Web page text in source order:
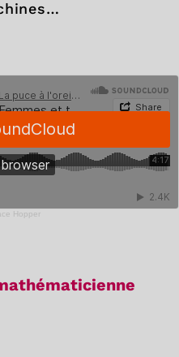
Hopper